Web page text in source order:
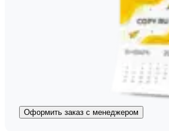
Оформить заказ с менеджером